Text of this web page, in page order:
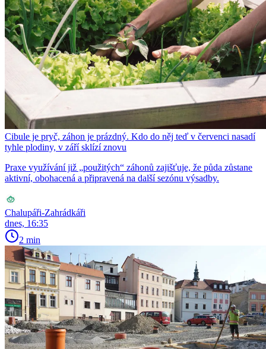
Cibule je pryč, záhon je prázdný. Kdo do něj teď v červenci nasadí
tyhle plodiny, v září sklízí znovu
Praxe využívání již „použitých“ záhonů zajišťuje, že půda zůstane
aktivní, obohacená a připravená na další sezónu výsadby.
Chalupáři-Zahrádkáři
dnes, 16:35
2 min